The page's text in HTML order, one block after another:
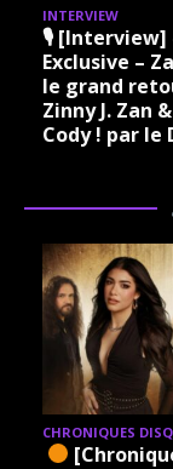
INTERVIEW
🎙 [Interview]
Exclusive –
le grand
Zinny J. Zan
Cody ! par le
CHRONIQUES